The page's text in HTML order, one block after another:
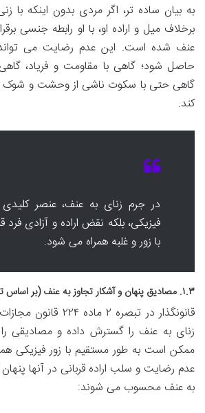
به بیان ساده تر، اگر مردی بدون اینکه با
برخلاف میل و اراده او، با او رابطه جنسی
عنف شده است. این عدم رضایت می تواند
حاصل شود؛ گاهی با مقاومت و فریاد،
گاهی حتی با سکوت ناشی از وحشت و شوک که
کند.
در جرم زنای به عنف، عنصر
فیزیکی، بلکه نقض اراده و آزادی فرد
با زور و غلبه همراه می شود.
۱.۳. مصادیق پنهان و آشکار تجاوز به عنف (بر اساس تبصره ۲ ماده ۲۲۴)
قانونگذار در تبصره ۲
زنای به عنف را گسترش داده و مصادیقی
ممکن است به طور مستقیم با زور فیزیکی
عدم رضایت و سلب اراده قربانی در آنها
به عنف محسوب می شوند: